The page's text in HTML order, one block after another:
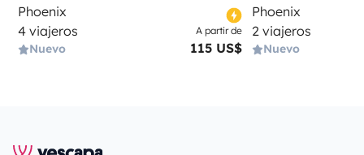
Phoenix
4 viajeros
Nuevo
A partir de
115 US$
Phoenix
2 viajeros
Nuevo